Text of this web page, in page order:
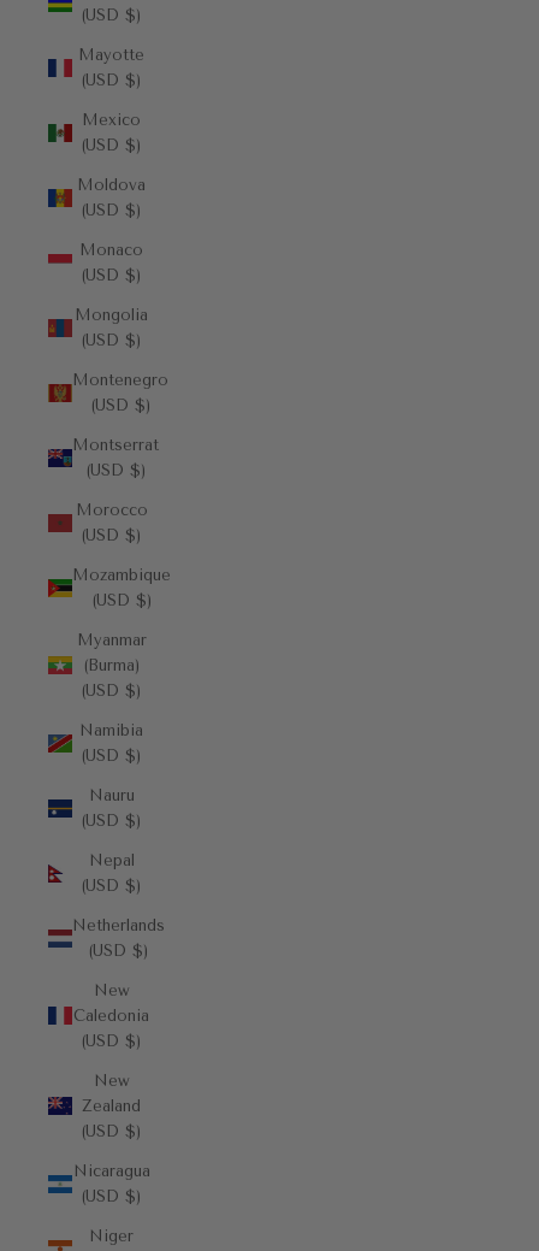
(USD $)
Mayotte
(USD $)
Mexico
(USD $)
Moldova
(USD $)
Monaco
(USD $)
Mongolia
(USD $)
Montenegro
(USD $)
Montserrat
(USD $)
Morocco
(USD $)
Mozambique
(USD $)
Myanmar
(Burma)
(USD $)
Namibia
(USD $)
Nauru
(USD $)
Nepal
(USD $)
Netherlands
(USD $)
New
Caledonia
(USD $)
New
Zealand
(USD $)
Nicaragua
(USD $)
Niger